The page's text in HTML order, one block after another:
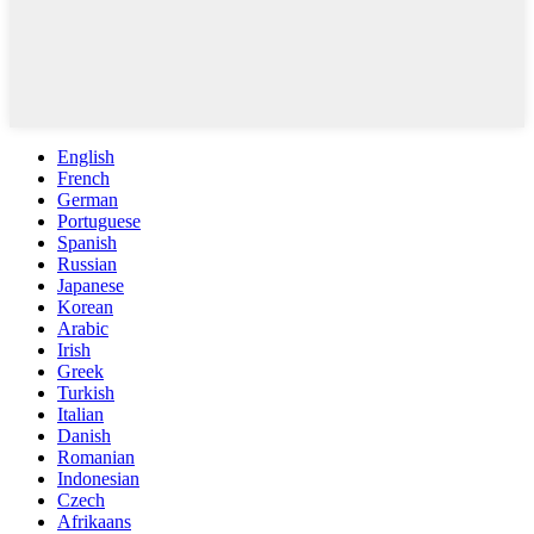
English
French
German
Portuguese
Spanish
Russian
Japanese
Korean
Arabic
Irish
Greek
Turkish
Italian
Danish
Romanian
Indonesian
Czech
Afrikaans